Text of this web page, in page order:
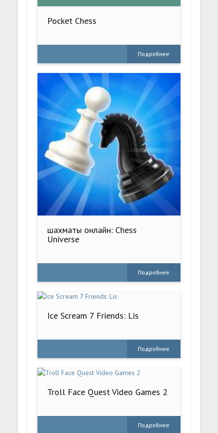
Pocket Chess
Подробнее
шахматы онлайн: Chess
Universe
Подробнее
Ice Scream 7 Friends: Lis
Подробнее
Troll Face Quest Video Games 2
Подробнее